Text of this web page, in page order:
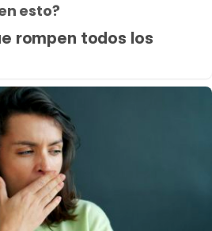
esto?
rompen todos los